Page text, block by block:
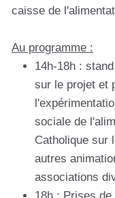
caisse de
Au programme :
14h-18h :
sur le projet et
sociale de
Catholique sur
autres
associations
18h : Prises